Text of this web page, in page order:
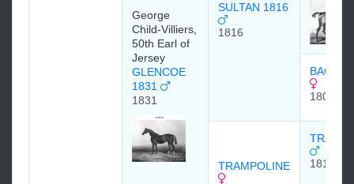
George
Child-Villiers,
50th Earl of
Jersey
GLENCOE
1831
1831
SULTAN 1816
1816
1809
TRAMPOLINE
TRAMP
1810